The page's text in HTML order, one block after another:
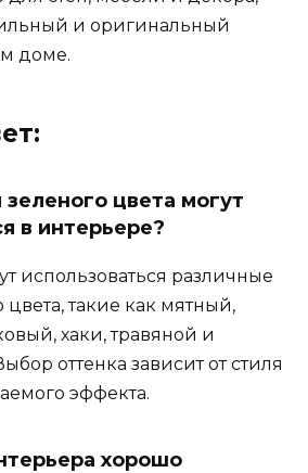
и оригинальный
доме.
цвета могут
в интерьере?
использоваться различные
цвета, такие как мятный,
хаки, травяной и
оттенка зависит от стиля
эффекта.
хорошо